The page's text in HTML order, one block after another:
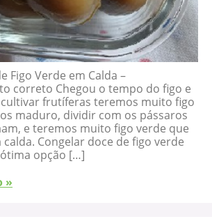
Figo Verde em Calda –
correto Chegou o tempo do figo e
frutíferas teremos muito figo
maduro, dividir com os pássaros
e teremos muito figo verde que
Congelar doce de figo verde
opção […]
»